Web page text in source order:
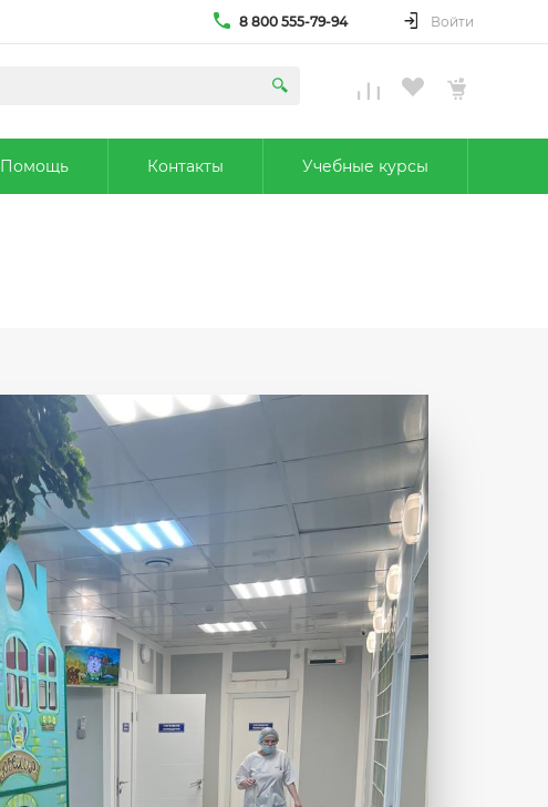
8 800 555-79-94 Войти
Помощь Контакты Учебные курсы